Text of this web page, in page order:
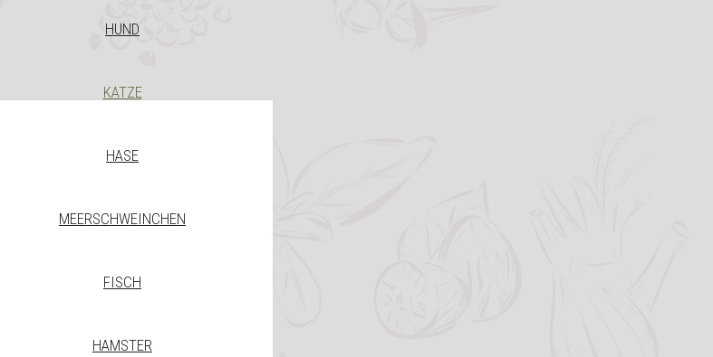
HUND
KATZE
HASE
MEERSCHWEINCHEN
FISCH
HAMSTER